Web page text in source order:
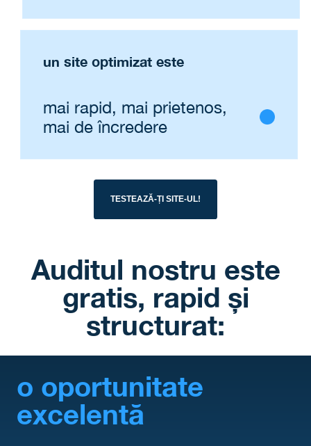
un site optimizat este
mai rapid, mai prietenos,
mai de încredere
TESTEAZĂ-ȚI SITE-UL!
Auditul nostru este
gratis, rapid și
structurat:
o oportunitate
excelentă